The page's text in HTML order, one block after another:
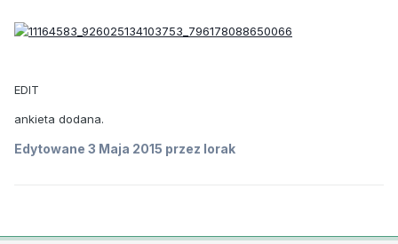
EDIT
ankieta dodana.
Edytowane 3 Maja 2015 przez lorak